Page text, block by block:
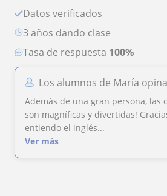
Datos verificados
3 años dando clase
Tasa de respuesta 100%
Los alumnos de María
Además de una gran persona, las
son magníficas y divertidas!
entiendo el inglés...
Ver más